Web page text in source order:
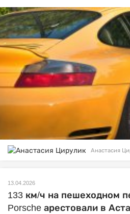
Анастасия
13.04.2026
133 км/ч на пешеходном
Porsche арестовали в